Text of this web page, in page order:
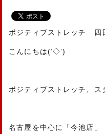
ポジティブストレッチ 四
こんにちは(‘◇’)ゞ
ポジティブストレッチ、ス
名古屋を中心に「今池店」